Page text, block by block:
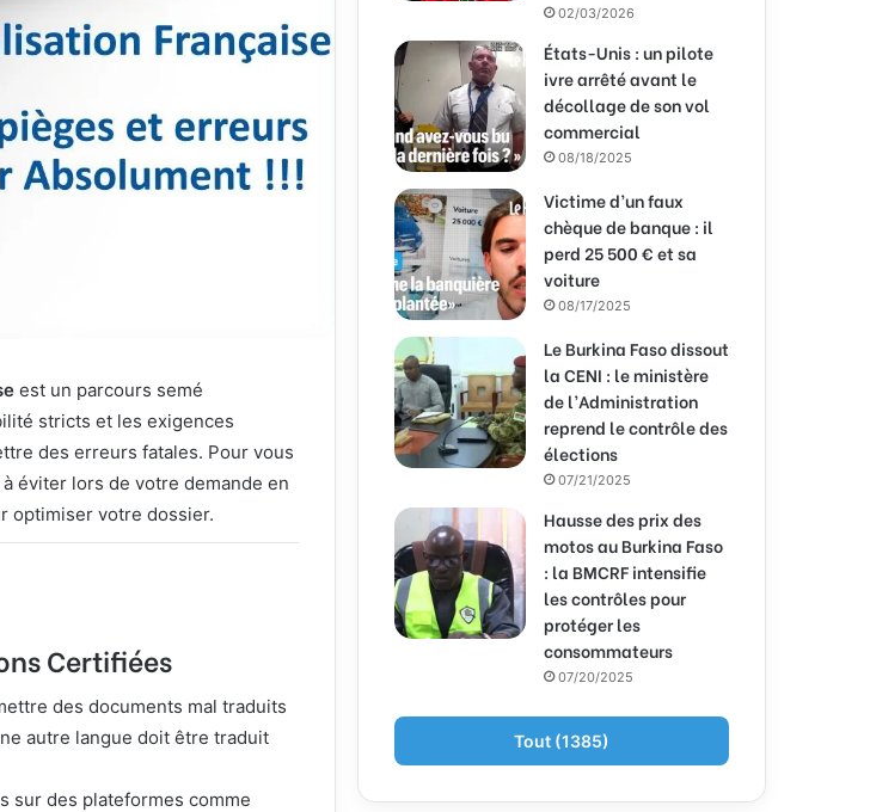
est un parcours semé
stricts et les exigences
des erreurs fatales. Pour vous
éviter lors de votre demande en
optimiser votre dossier.
Certifiées
des documents mal traduits
autre langue doit être traduit
sur des plateformes comme
02/03/2026
États-Unis : un pilote
ivre arrêté avant le
décollage de son vol
commercial
08/18/2025
Victime d’un faux
chèque de banque : il
perd 25 500 € et sa
voiture
08/17/2025
Le Burkina Faso dissout
la CENI : le ministère
de l’Administration
reprend le contrôle des
élections
07/21/2025
Hausse des prix des
motos au Burkina Faso
: la BMCRF intensifie
les contrôles pour
protéger les
consommateurs
07/20/2025
Tout (1385)